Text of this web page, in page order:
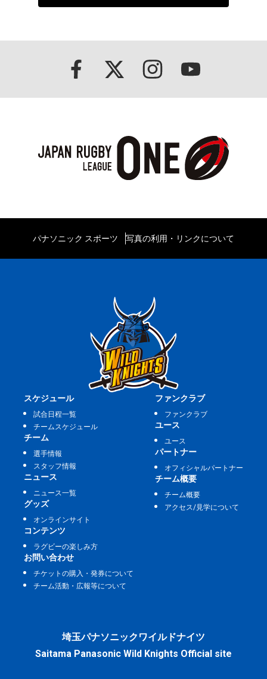
パナソニック スポーツ 写真の利用・リンクについて
スケジュール
試合日程一覧
チームスケジュール
チーム
選手情報
スタッフ情報
ニュース
ニュース一覧
グッズ
オンラインサイト
ファンクラブ
ファンクラブ
ユース
ユース
パートナー
オフィシャルパートナー
チーム概要
チーム概要
アクセス/見学について
コンテンツ
ラグビーの楽しみ方
お問い合わせ
チケットの購入・発券について
チーム活動・広報等について
埼玉パナソニックワイルドナイツ
Saitama Panasonic Wild Knights Official site